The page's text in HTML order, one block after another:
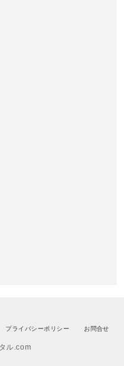
プライバシーポリシー お問合せ
ル.com